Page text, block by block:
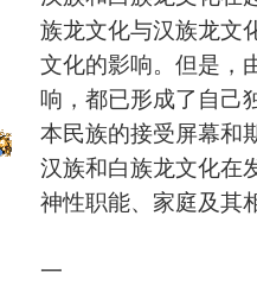
族龙文化与汉族龙
文化的影响。但是，
响，都已形成了自己
本民族的接受屏幕和
汉族和白族龙文化在
神性职能、家庭及其
一